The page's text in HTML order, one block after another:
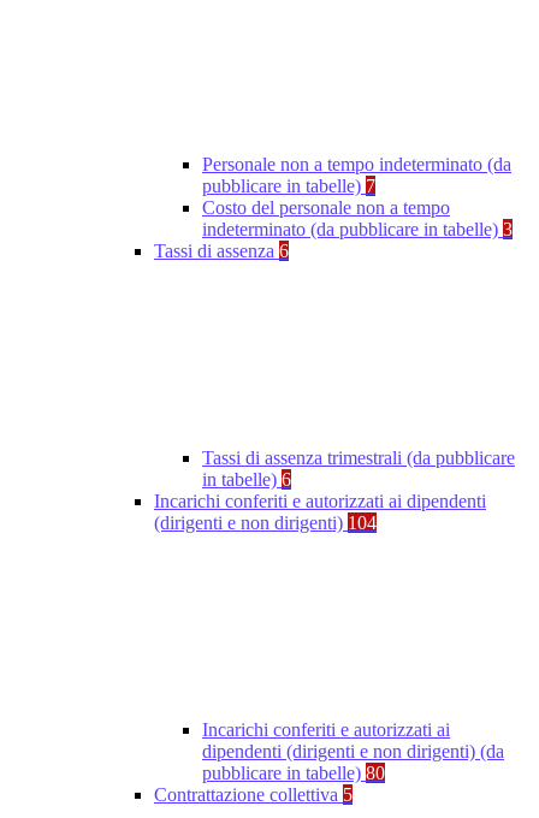
Personale non a tempo indeterminato (da
pubblicare in tabelle) 7
Costo del personale non a tempo
indeterminato (da pubblicare in tabelle) 3
Tassi di assenza 6
Tassi di assenza trimestrali (da pubblicare
in tabelle) 6
Incarichi conferiti e autorizzati ai dipendenti
(dirigenti e non dirigenti) 104
Incarichi conferiti e autorizzati ai
dipendenti (dirigenti e non dirigenti) (da
pubblicare in tabelle) 80
Contrattazione collettiva 5